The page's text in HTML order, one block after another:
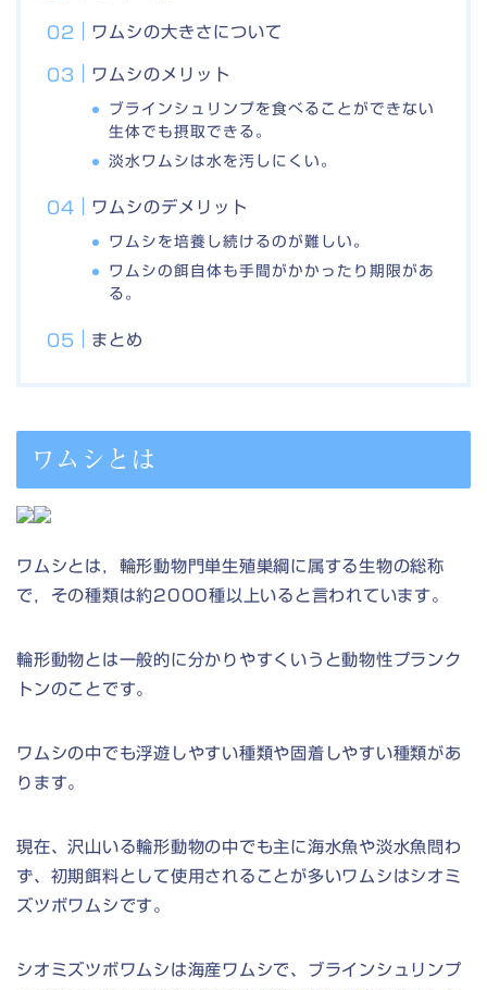
ワムシの大きさについて
ワムシのメリット
ブラインシュリンプを食べることができない
生体でも摂取できる。
淡水ワムシは水を汚しにくい。
ワムシのデメリット
ワムシを培養し続けるのが難しい。
ワムシの餌自体も手間がかかったり期限があ
る。
まとめ
ワムシとは
ワムシとは，輪形動物門単生殖巣綱に属する生物の総称
で，その種類は約2000種以上いると言われています。
輪形動物とは一般的に分かりやすくいうと動物性プランク
トンのことです。
ワムシの中でも浮遊しやすい種類や固着しやすい種類があ
ります。
現在、沢山いる輪形動物の中でも主に海水魚や淡水魚問わ
ず、初期餌料として使用されることが多いワムシはシオミ
ズツボワムシです。
シオミズツボワムシは海産ワムシで、ブラインシュリンプ